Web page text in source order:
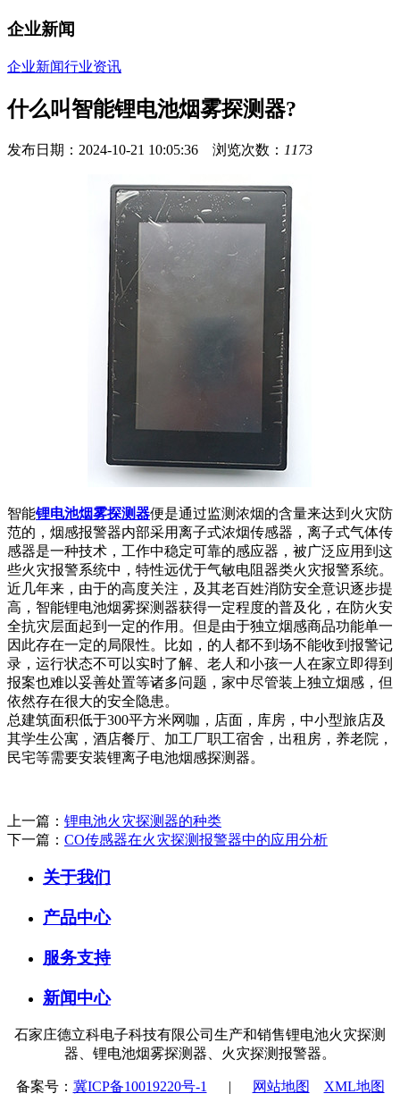
企业新闻
企业新闻行业资讯
什么叫智能锂电池烟雾探测器?
发布日期：2024-10-21 10:05:36 浏览次数： 1173
智能锂电池烟雾探测器便是通过监测浓烟的含量来达到火灾防
范的，烟感报警器内部采用离子式浓烟传感器，离子式气体传
感器是一种技术，工作中稳定可靠的感应器，被广泛应用到这
些火灾报警系统中，特性远优于气敏电阻器类火灾报警系统。
近几年来，由于的高度关注，及其老百姓消防安全意识逐步提
高，智能锂电池烟雾探测器获得一定程度的普及化，在防火安
全抗灾层面起到一定的作用。但是由于独立烟感商品功能单一
因此存在一定的局限性。比如，的人都不到场不能收到报警记
录，运行状态不可以实时了解、老人和小孩一人在家立即得到
报案也难以妥善处置等诸多问题，家中尽管装上独立烟感，但
依然存在很大的安全隐患。
总建筑面积低于300平方米网咖，店面，库房，中小型旅店及
其学生公寓，酒店餐厅、加工厂职工宿舍，出租房，养老院，
民宅等需要安装锂离子电池烟感探测器。
上一篇： 锂电池火灾探测器的种类
下一篇： CO传感器在火灾探测报警器中的应用分析
关于我们
产品中心
服务支持
新闻中心
石家庄德立科电子科技有限公司生产和销售锂电池火灾探测
器、锂电池烟雾探测器、火灾探测报警器。
备案号： 冀ICP备10019220号-1 | 网站地图 XML地图